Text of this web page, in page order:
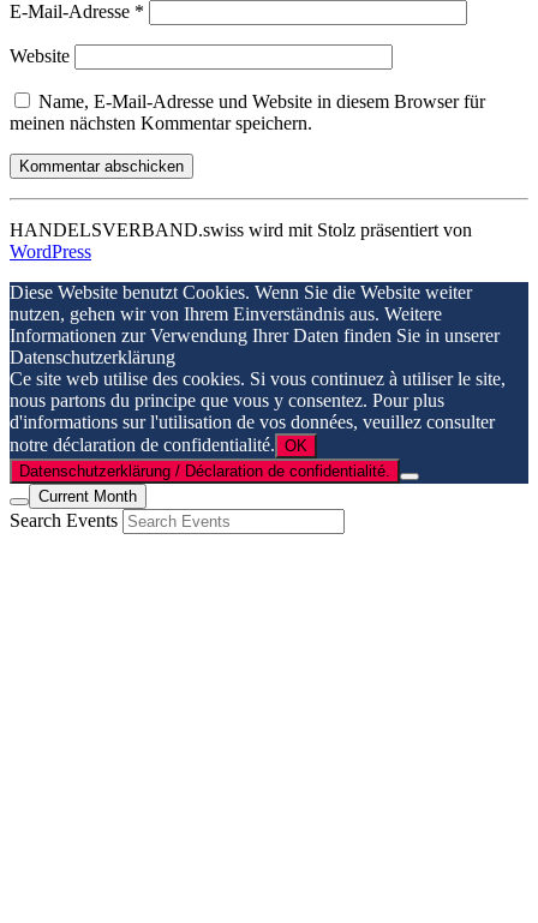
E-Mail-Adresse *
Website
Name, E-Mail-Adresse und Website in diesem Browser für
meinen nächsten Kommentar speichern.
HANDELSVERBAND.swiss wird mit Stolz präsentiert von
WordPress
Diese Website benutzt Cookies. Wenn Sie die Website weiter
nutzen, gehen wir von Ihrem Einverständnis aus. Weitere
Informationen zur Verwendung Ihrer Daten finden Sie in unserer
Datenschutzerklärung
Ce site web utilise des cookies. Si vous continuez à utiliser le site,
nous partons du principe que vous y consentez. Pour plus
d'informations sur l'utilisation de vos données, veuillez consulter
notre déclaration de confidentialité. OK
Datenschutzerklärung / Déclaration de confidentialité.
Current Month
Search Events